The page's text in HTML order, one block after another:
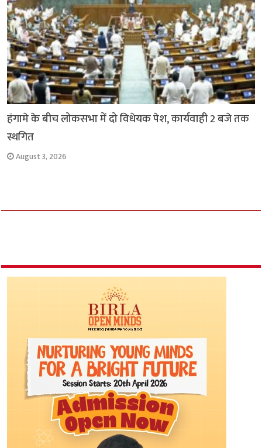
हंगामे के बीच लोकसभा में दो विधेयक पेश, कार्यवाही 2 बजे तक
स्थगित
August 3, 2026